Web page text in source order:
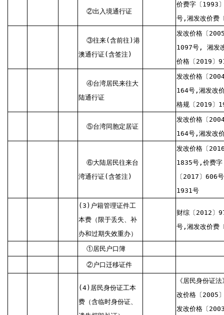
②出入境通行证
价费字〔1993
号,湘发改价费
③往来(含前往)港
澳通行证(含签注)
发改价格〔
1097号, 湘发
价格〔2019〕
④台湾居民来往大
陆通行证
发改价格〔
164号,湘发改
格规〔2019〕
⑤台湾同胞定居证
发改价格〔
164号,湘发改
⑥大陆居民往来台
湾通行证(含签注)
发改价格〔
1835号,价费
〔2017〕606
1931号
(3)户籍管理证件工
本费（限于丢失、补
办和过期失效重办）
财综〔2012〕
号,湘发改价费
①居民户口簿
②户口迁移证件
(4)居民身份证工本
费（含临时身份证、
《居民身份证
改价格〔2005
发改价格〔